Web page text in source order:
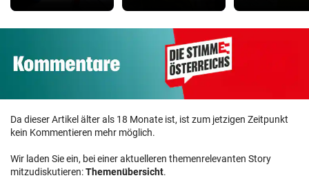
Da dieser Artikel älter als 18 Monate ist, ist zum jetzigen Zeitpunkt
kein Kommentieren mehr möglich.
Wir laden Sie ein, bei einer aktuelleren themenrelevanten Story
mitzudiskutieren:Themenübersicht.